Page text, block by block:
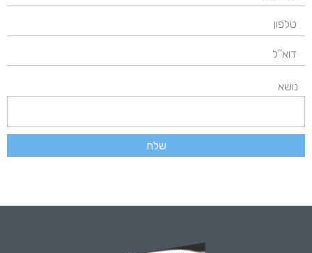
נושא
שלח